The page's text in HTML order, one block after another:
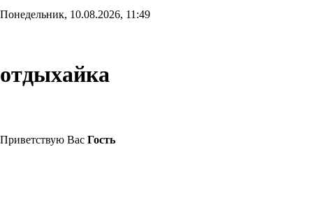
Понедельник, 10.08.2026, 11:49
отдыхайка
Приветствую Вас Гость